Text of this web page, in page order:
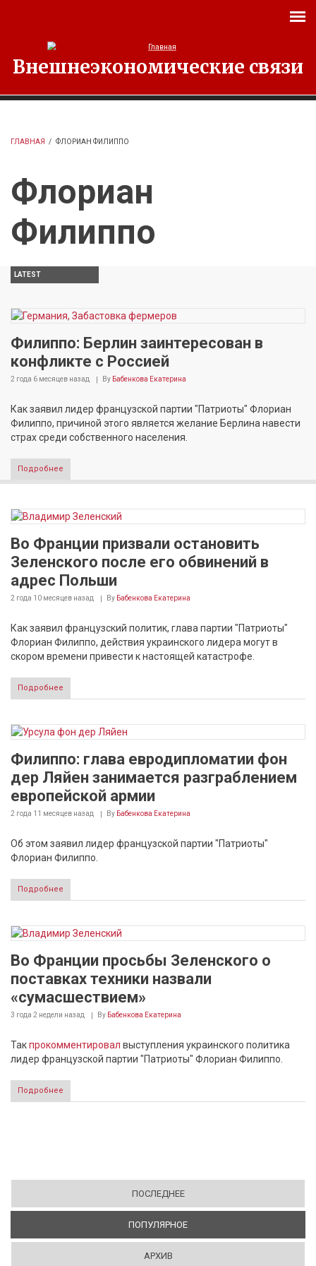
Внешнеэкономические связи
ГЛАВНАЯ / ФЛОРИАН ФИЛИППО
Флориан
Филиппо
LATEST
Филиппо: Берлин заинтересован в
конфликте с Россией
2 года 6 месяцев назад By Бабенкова Екатерина
Как заявил лидер французской партии "Патриоты" Флориан
Филиппо, причиной этого является желание Берлина навести
страх среди собственного населения.
Подробнее
Во Франции призвали остановить
Зеленского после его обвинений в
адрес Польши
2 года 10 месяцев назад By Бабенкова Екатерина
Как заявил французский политик, глава партии "Патриоты"
Флориан Филиппо, действия украинского лидера могут в
скором времени привести к настоящей катастрофе.
Подробнее
Филиппо: глава евродипломатии фон
дер Ляйен занимается разграблением
европейской армии
2 года 11 месяцев назад By Бабенкова Екатерина
Об этом заявил лидер французской партии "Патриоты"
Флориан Филиппо.
Подробнее
Во Франции просьбы Зеленского о
поставках техники назвали
«сумасшествием»
3 года 2 недели назад By Бабенкова Екатерина
Такпрокомментировал выступления украинского политика
лидер французской партии "Патриоты" Флориан Филиппо.
Подробнее
ПОСЛЕДНЕЕ
ПОПУЛЯРНОЕ
АРХИВ